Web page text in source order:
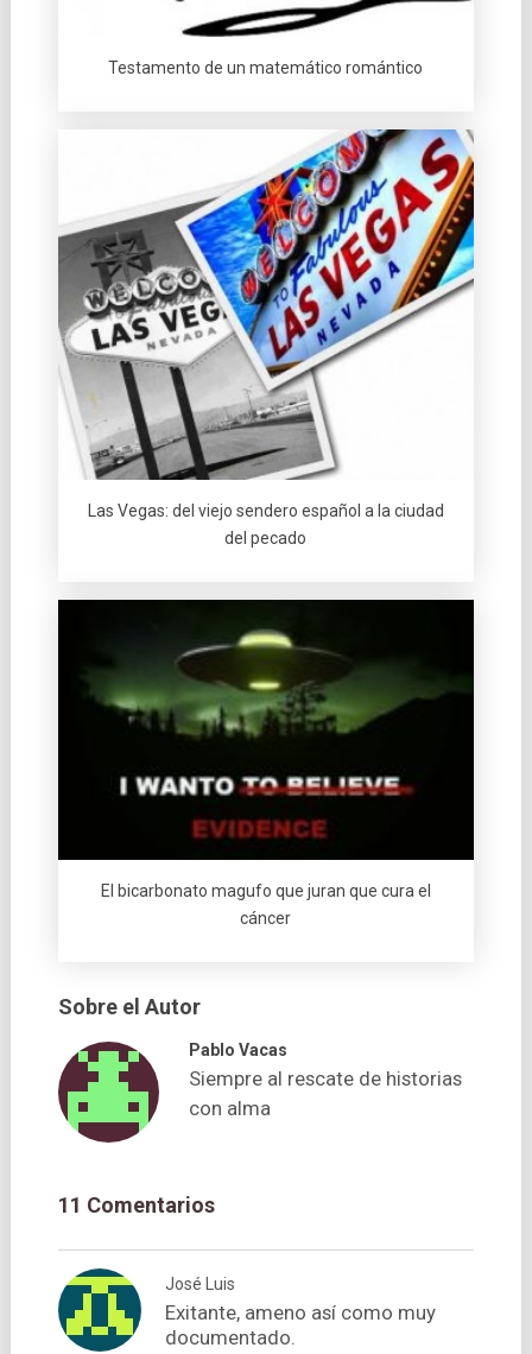
Testamento de un matemático romántico
Las Vegas: del viejo sendero español a la ciudad
del pecado
El bicarbonato magufo que juran que cura el
cáncer
Sobre el Autor
Pablo Vacas
Siempre al rescate de historias
con alma
11 Comentarios
José Luis
Exitante, ameno así­ como muy
documentado.